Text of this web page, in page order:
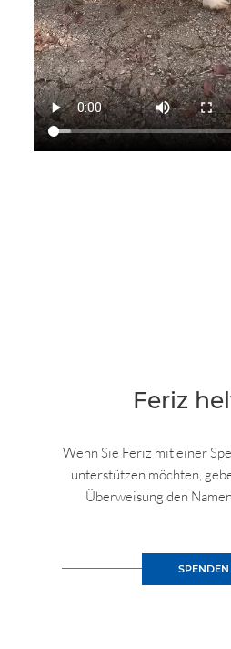
Feriz
Wenn Sie Feriz mit einer
unterstützen möchten,
Überweisung den
SPENDEN